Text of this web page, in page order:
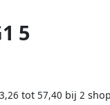
5
tot 57,40 bij 2